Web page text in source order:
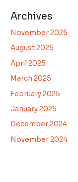
Archives
November 2025
August 2025
April 2025
March 2025
February 2025
January 2025
December 2024
November 2024